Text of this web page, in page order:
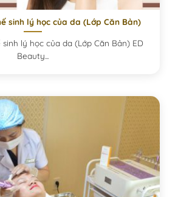
sinh lý học của da (Lớp Căn Bản)
lý học của da (Lớp Căn Bản) ED
Beauty...